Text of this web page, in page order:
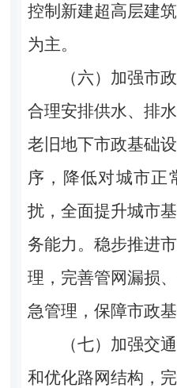
控制新建超高层建
为主。
（六）加强市
合理安排供水、排
老旧地下市政基础
序，降低对城市正
扰，全面提升城市
务能力。稳步推进
理，完善管网漏损
急管理，保障市政
（七）加强交
和优化路网结构，